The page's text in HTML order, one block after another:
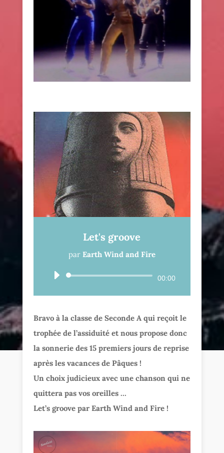
Let's groove
par Earth Wind and Fire
Lecteur
00:00
Bravo à la classe de Seconde A qui reçoit le
trophée de l’assiduité et nous propose donc
la sonnerie des 15 premiers jours de reprise
après les vacances de Pâques !
Un choix judicieux avec une chanson qui ne
quittera pas vos oreilles …
Let’s groove par Earth Wind and Fire !